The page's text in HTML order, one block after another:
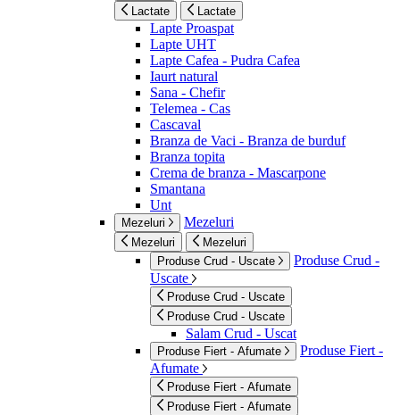
Lactate Lactate
Lapte Proaspat
Lapte UHT
Lapte Cafea - Pudra Cafea
Iaurt natural
Sana - Chefir
Telemea - Cas
Cascaval
Branza de Vaci - Branza de burduf
Branza topita
Crema de branza - Mascarpone
Smantana
Unt
Mezeluri Mezeluri
Mezeluri
Mezeluri
Produse Crud - Uscate
Produse Crud -
Uscate
Produse Crud - Uscate
Produse Crud - Uscate
Salam Crud - Uscat
Produse Fiert - Afumate
Produse Fiert -
Afumate
Produse Fiert - Afumate
Produse Fiert - Afumate